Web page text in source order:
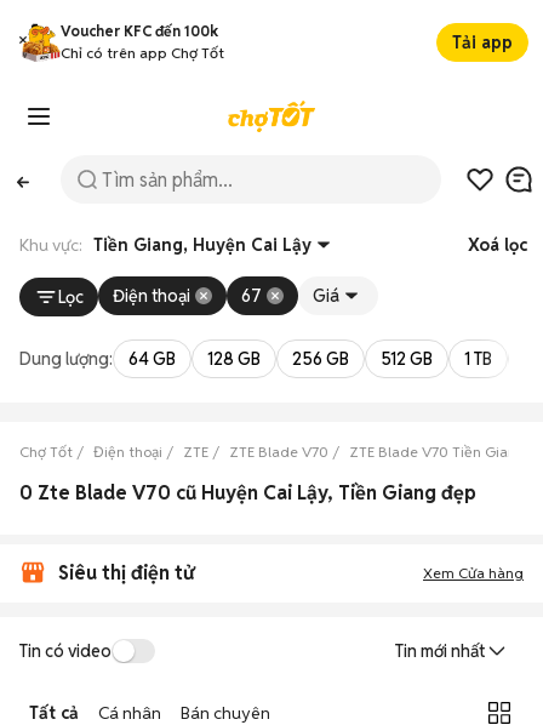
Voucher KFC đến 100k
Chỉ có trên app Chợ Tốt
Tải app
Khu vực: Tiền Giang, Huyện Cai Lậy Xoá lọc
Lọc Điện thoại 67 Giá
Dung lượng: 64 GB 128 GB 256 GB 512 GB 1 TB
Chợ Tốt Điện thoại ZTE ZTE Blade V70 ZTE Blade V70 Tiền Giang
0 Zte Blade V70 cũ Huyện Cai Lậy, Tiền Giang đẹp
Siêu thị điện tử Xem Cửa hàng
Tin có video Tin mới nhất
Tất cả Cá nhân Bán chuyên